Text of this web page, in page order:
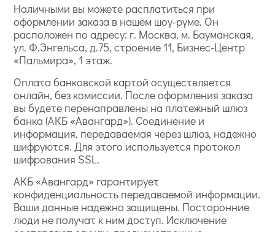
Наличными вы можете расплатиться при
оформлении заказа в нашем шоу-руме. Он
расположен по адресу: г. Москва, м. Бауманская,
ул. Ф.Энгельса, д.75, строение 11, Бизнес-Центр
«Пальмира», 1 этаж.
Оплата банковской картой осуществляется
онлайн, без комиссии. После оформления заказа
вы будете перенаправлены на платежный шлюз
банка (АКБ «Авангард»). Соединение и
информация, передаваемая через шлюз, надежно
шифруются. Для этого используется протокол
шифрования SSL.
АКБ «Авангард» гарантирует
конфиденциальность передаваемой информации.
Ваши данные надежно защищены. Посторонние
люди не получат к ним доступ. Исключение